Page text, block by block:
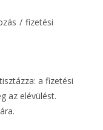
/ fizetési
a fizetési
az elévülést.